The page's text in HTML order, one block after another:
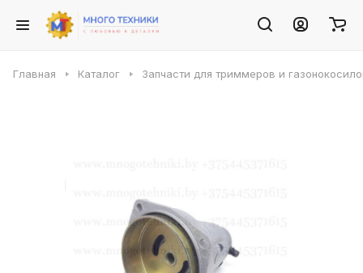
Главная Каталог Запчасти для триммеров и